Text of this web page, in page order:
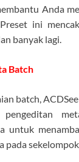
Anda
ini
banyak lagi.
Batch
batch,
pengeditan
untuk
pada